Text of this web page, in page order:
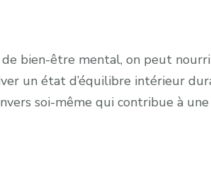
bien-être mental, on peut
un état d’équilibre intérieur
soi-même qui contribue à